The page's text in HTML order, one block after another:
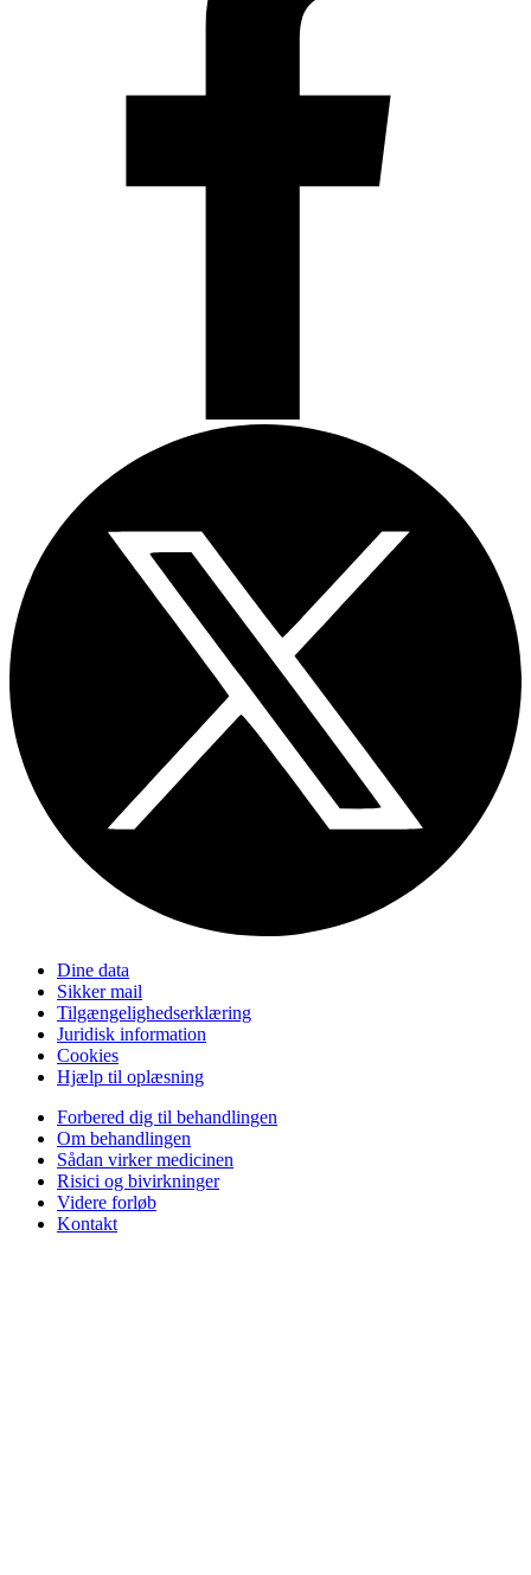
Dine data
Sikker mail
Tilgængelighedserklæring
Juridisk information
Cookies
Hjælp til oplæsning
Forbered dig til behandlingen
Om behandlingen
Sådan virker medicinen
Risici og bivirkninger
Videre forløb
Kontakt